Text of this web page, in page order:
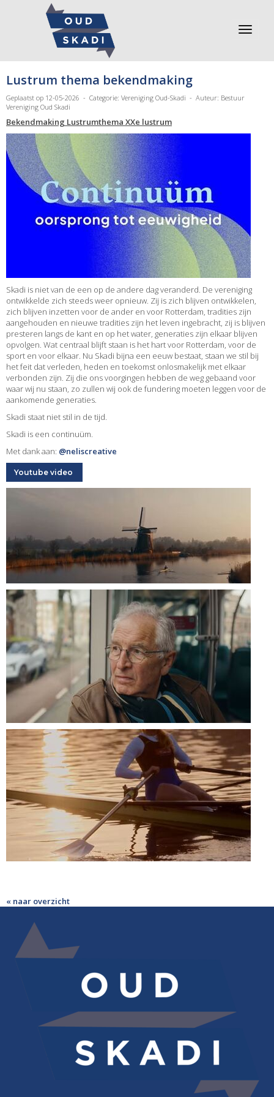
Toggle
Lustrum thema bekendmaking
Geplaatst op 12-05-2026 - Categorie: Vereniging Oud-Skadi - Auteur: Bestuur
Vereniging Oud Skadi
Bekendmaking Lustrumthema XXe lustrum
Skadi is niet van de een op de andere dag veranderd. De vereniging
ontwikkelde zich steeds weer opnieuw. Zij is zich blijven ontwikkelen,
zich blijven inzetten voor de ander en voor Rotterdam, tradities zijn
aangehouden en nieuwe tradities zijn het leven ingebracht, zij is blijven
presteren langs de kant en op het water, generaties zijn elkaar blijven
opvolgen. Wat centraal blijft staan is het hart voor Rotterdam, voor de
sport en voor elkaar. Nu Skadi bijna een eeuw bestaat, staan we stil bij
het feit dat verleden, heden en toekomst onlosmakelijk met elkaar
verbonden zijn. Zij die ons voorgingen hebben de weg gebaand voor
waar wij nu staan, zo zullen wij ook de fundering moeten leggen voor de
aankomende generaties.
Skadi staat niet stil in de tijd.
Skadi is een continuüm.
Met dank aan: ‪@neliscreative‬
Youtube video
« naar overzicht